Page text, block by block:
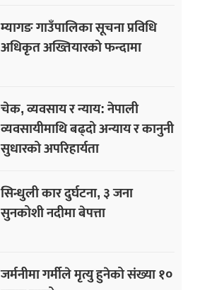
म्यागङ गाउँपालिका सूचना प्रविधि
अधिकृत अख्तियारको फन्दामा
चेक, व्यवसाय र न्याय: नेपाली
व्यवसायीमाथि बढ्दो अन्याय र कानुनी
सुधारको अपरिहार्यता
सिन्धुली कार दुर्घटना, ३ जना
सुनकोशी नदीमा बेपत्ता
जर्मनीमा गर्मीले मृत्यु हुनेको संख्या १०